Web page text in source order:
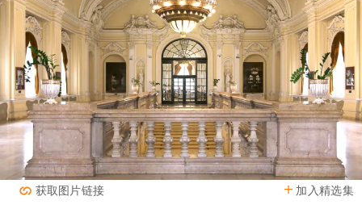
加入精选集
获取图片链接